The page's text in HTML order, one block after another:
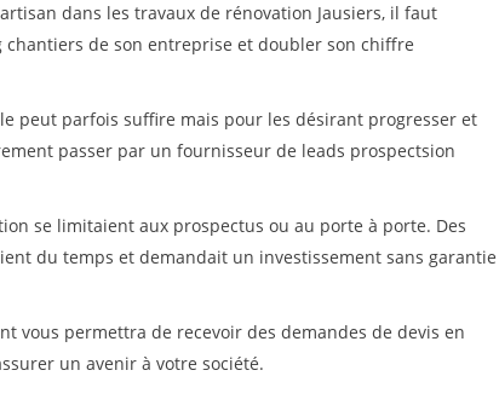
dans les travaux de rénovation Jausiers, il faut
de son entreprise et doubler son chiffre
peut parfois suffire mais pour les désirant progresser et
passer par un fournisseur de leads prospectsion
se limitaient aux prospectus ou au porte à porte. Des
du temps et demandait un investissement sans garantie
vous permettra de recevoir des demandes de devis en
un avenir à votre société.